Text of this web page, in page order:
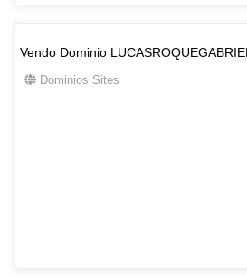
Vendo Dominio
Dominios Sites